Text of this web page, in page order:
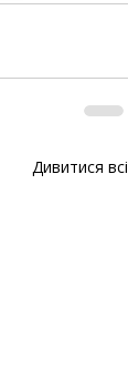
Дивитися всі